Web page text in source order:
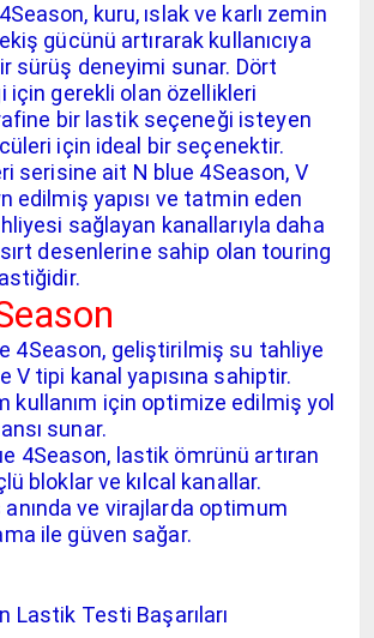
kuru, ıslak ve karlı zemin
gücünü artırarak kullanıcıya
sürüş deneyimi sunar. Dört
için gerekli olan özellikleri
rafine bir lastik seçeneği isteyen
için ideal bir seçenektir.
serisine ait N blue 4Season, V
edilmiş yapısı ve tatmin eden
sağlayan kanallarıyla daha
desenlerine sahip olan touring
4Season, geliştirilmiş su tahliye
V tipi kanal yapısına sahiptir.
kullanım için optimize edilmiş yol
sunar.
4Season, lastik ömrünü artıran
bloklar ve kılcal kanallar.
ve virajlarda optimum
ile güven sağar.
Lastik Testi Başarıları